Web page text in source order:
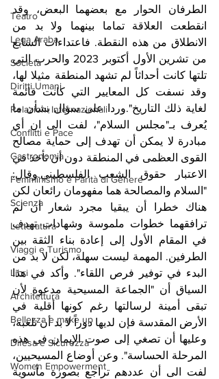
Teatro
Lega Araba
Società
Diritti Umani
Relazioni Internazionali
Conflitti e Pace
Gastronomia
Femminismo e Parità di Genere
Scienza
Letteratura
Viaggi e Turismo
Libri
Architettura
Bellezza e make up
Difesa e Sicurezza
Women Empowerment
الطرفان الحوار مع بعضهما البعض، وقد
الانطلاق من هذه النقطة. فاعتداءات السابع
من تشرين الأول أكتوبر 2023 والحرب التي
وقد نسفت كل المعايير التي كانت قائمة
لغاية ذلك التاريخ".وردا على سؤال بشأن ما
القوى العظمى في المنطقة دون أن تأخذ في
الاعتبار حقوق الشعب الفلسطيني.وقال:
هناك خطرا أن يبقيا مجرد شعار أن لم
ترافقهما خطوات ملموسة وشهادات تهدف
البدء في توفير فرص اللقاء". وأكد في هذا
الأرض المقدسة فإن لديها دوراً لا بد أن تلعبه،
وعليها أن تصغي إلى صوت الإيمان في هذه
لفت الى أن عددهم تراجع بصورة مأسوية